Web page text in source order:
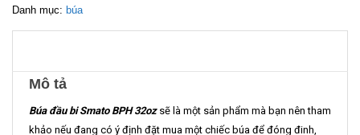
Danh mục: búa
Mô tả
Búa đầu bi Smato BPH 32oz sẽ là một sản phẩm mà bạn nên tham
khảo nếu đang có ý định đặt mua một chiếc búa để đóng đinh,